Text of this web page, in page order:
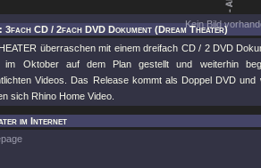
Kein Bild
3fach CD / 2fach DVD Dokument (Dream Theater)
überraschen mit einem dreifach CD / 2 DVD
Oktober auf dem Plan gestellt und weiterhin
Videos. Das Release kommt als Doppel DVD
sich Rhino Home Video.
im Internet